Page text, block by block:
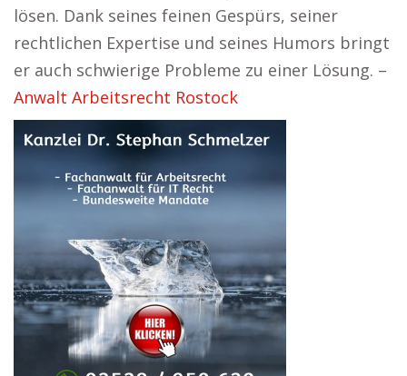
lösen. Dank seines feinen Gespürs, seiner
rechtlichen Expertise und seines Humors bringt
er auch schwierige Probleme zu einer Lösung. –
Anwalt Arbeitsrecht Rostock